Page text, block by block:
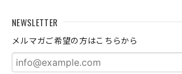
NEWSLETTER
メルマガご希望の方はこちらから